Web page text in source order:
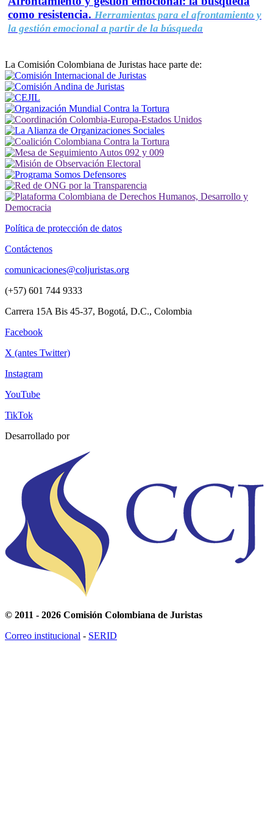
como resistencia. Herramientas para el afrontamiento y
la gestión emocional a partir de la búsqueda
La Comisión Colombiana de Juristas hace parte de:
Política de protección de datos
Contáctenos
comunicaciones@coljuristas.org
(+57) 601 744 9333
Carrera 15A Bis 45-37, Bogotá, D.C., Colombia
Facebook
X (antes Twitter)
Instagram
YouTube
TikTok
Desarrollado por
© 2011 - 2026 Comisión Colombiana de Juristas
Correo institucional - SERID